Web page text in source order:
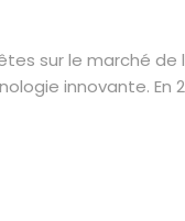
sur le marché de
innovante. En